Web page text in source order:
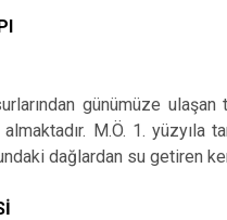
günümüze
M.Ö. 1. yüzyıla
dağlardan su getiren